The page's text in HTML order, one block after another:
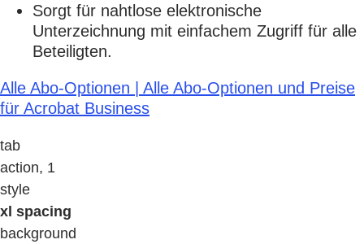
Sorgt für nahtlose elektronische
Unterzeichnung mit einfachem Zugriff für alle
Beteiligten.
Alle Abo-Optionen | Alle Abo-Optionen und Preise
für Acrobat Business
tab
action, 1
style
xl spacing
background